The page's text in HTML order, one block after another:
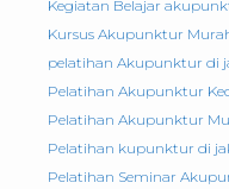
Kegiatan Belajar
Kursus Akupunktur
pelatihan Akupunktur di
Pelatihan Akupunktur
Pelatihan Akupunktur
Pelatihan kupunktur di
Pelatihan Seminar